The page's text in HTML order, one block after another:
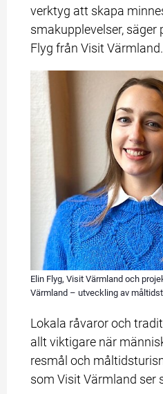
verktyg att skapa
smakupplevelser, säger
Flyg från Visit Värmland.
Elin Flyg, Visit Värmland och
Värmland – utveckling av
Lokala råvaror och
allt viktigare när
resmål och
som Visit Värmland ser